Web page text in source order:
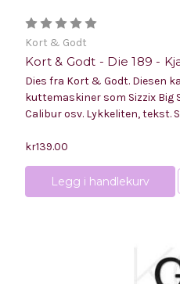
Kort & Godt
Kort & Godt - Die 189 -
Dies fra Kort & Godt. Diesen
kuttemaskiner som Sizzix Big
Calibur osv. Lykkeliten, tekst.
kr139.00
Legg i handlekurv